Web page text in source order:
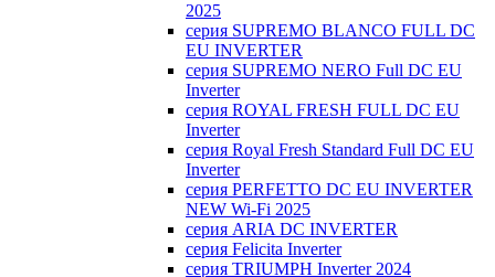
2025
серия SUPREMO BLANCO FULL DC
EU INVERTER
серия SUPREMO NERO Full DC EU
Inverter
серия ROYAL FRESH FULL DC EU
Inverter
серия Royal Fresh Standard Full DC EU
Inverter
серия PERFETTO DC EU INVERTER
NEW Wi-Fi 2025
серия ARIA DC INVERTER
серия Felicita Inverter
серия TRIUMPH Inverter 2024